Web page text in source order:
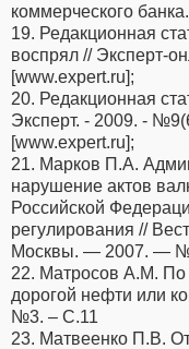
коммерческого
19. Редакционная
воспрял // Эксперт-
[www.expert.ru];
20. Редакционная
Эксперт. - 2009. -
[www.expert.ru];
21. Марков П.А.
нарушение актов
Российской
регулирования //
Москвы. — 2007. —
22. Матросов А.М. По
дорогой нефти или
№3. – С.11
23. Матвеенко П.В.